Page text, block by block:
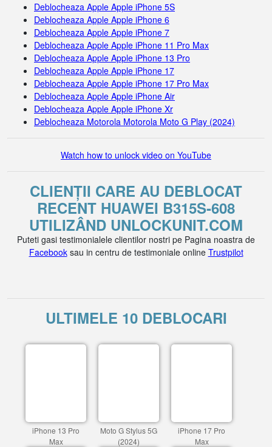
Deblocheaza Apple Apple iPhone 5S
Deblocheaza Apple Apple iPhone 6
Deblocheaza Apple Apple iPhone 7
Deblocheaza Apple Apple iPhone 11 Pro Max
Deblocheaza Apple Apple iPhone 13 Pro
Deblocheaza Apple Apple iPhone 17
Deblocheaza Apple Apple iPhone 17 Pro Max
Deblocheaza Apple Apple iPhone Air
Deblocheaza Apple Apple iPhone Xr
Deblocheaza Motorola Motorola Moto G Play (2024)
Watch how to unlock video on YouTube
CLIENȚII CARE AU DEBLOCAT
RECENT HUAWEI B315S-608
UTILIZÂND UNLOCKUNIT.COM
Puteti gasi testimonialele clientilor nostri pe Pagina noastra de
Facebooksau in centru de testimoniale online Trustpilot
ULTIMELE 10 DEBLOCARI
iPhone 13 Pro
Max
Moto G Stylus 5G
(2024)
iPhone 17 Pro
Max